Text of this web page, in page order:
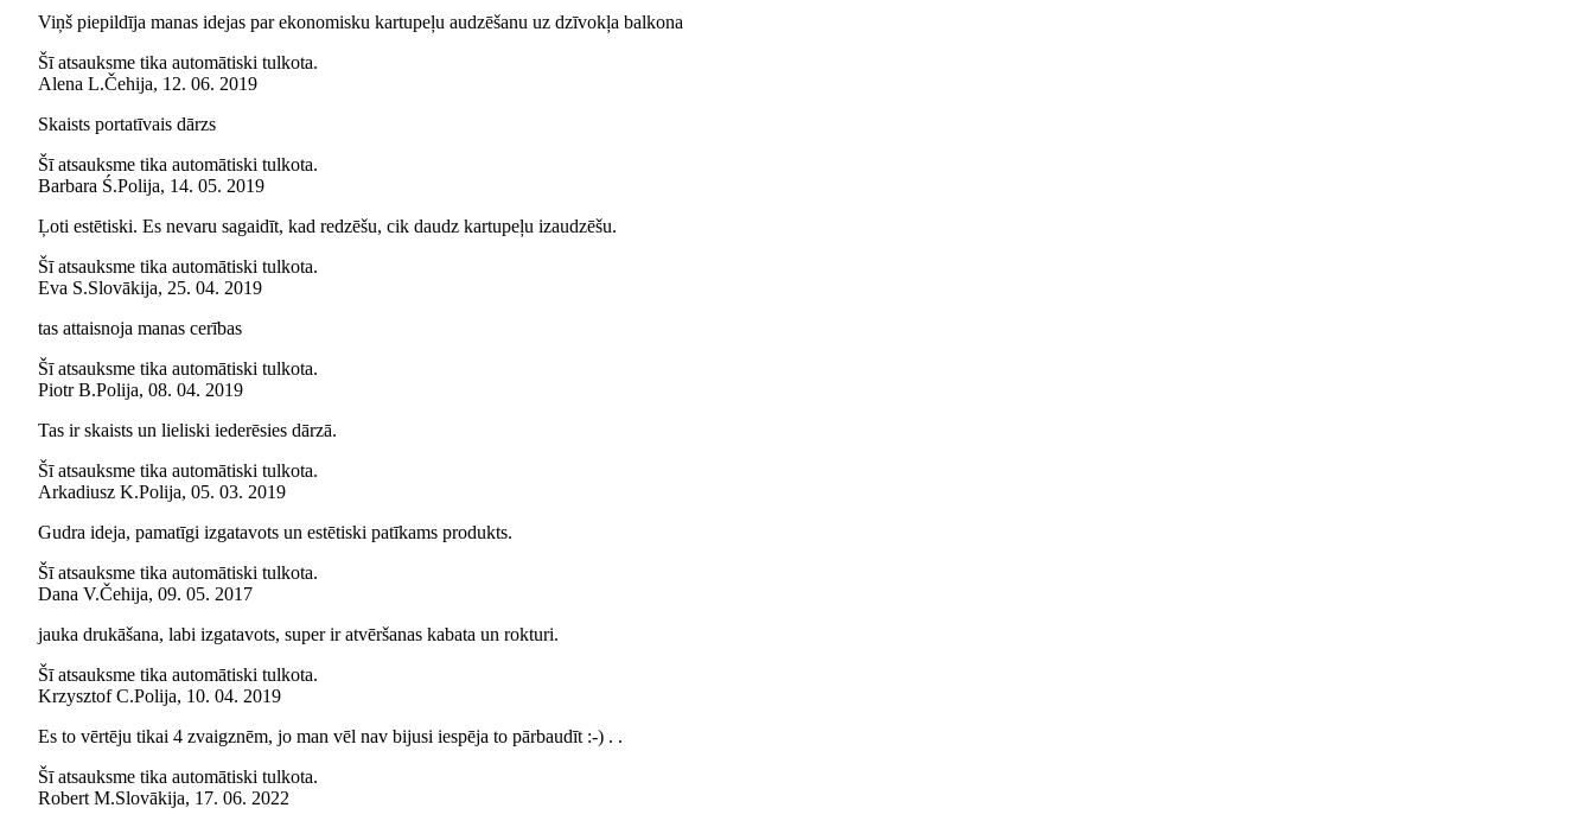
Viņš piepildīja manas idejas par ekonomisku kartupeļu audzēšanu uz dzīvokļa balkona
Šī atsauksme tika automātiski tulkota.
Alena L.Čehija, 12. 06. 2019
Skaists portatīvais dārzs
Šī atsauksme tika automātiski tulkota.
Barbara Ś.Polija, 14. 05. 2019
Ļoti estētiski. Es nevaru sagaidīt, kad redzēšu, cik daudz kartupeļu izaudzēšu.
Šī atsauksme tika automātiski tulkota.
Eva S.Slovākija, 25. 04. 2019
tas attaisnoja manas cerības
Šī atsauksme tika automātiski tulkota.
Piotr B.Polija, 08. 04. 2019
Tas ir skaists un lieliski iederēsies dārzā.
Šī atsauksme tika automātiski tulkota.
Arkadiusz K.Polija, 05. 03. 2019
Gudra ideja, pamatīgi izgatavots un estētiski patīkams produkts.
Šī atsauksme tika automātiski tulkota.
Dana V.Čehija, 09. 05. 2017
jauka drukāšana, labi izgatavots, super ir atvēršanas kabata un rokturi.
Šī atsauksme tika automātiski tulkota.
Krzysztof C.Polija, 10. 04. 2019
Es to vērtēju tikai 4 zvaigznēm, jo man vēl nav bijusi iespēja to pārbaudīt :-) . .
Šī atsauksme tika automātiski tulkota.
Robert M.Slovākija, 17. 06. 2022